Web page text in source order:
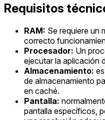
Requisitos
RAM: Se requiere un
correcto
Procesador: Un
ejecutar la aplicación
Almacenamiento:
de almacenamiento
en caché.
Pantalla:
pantalla específicos,